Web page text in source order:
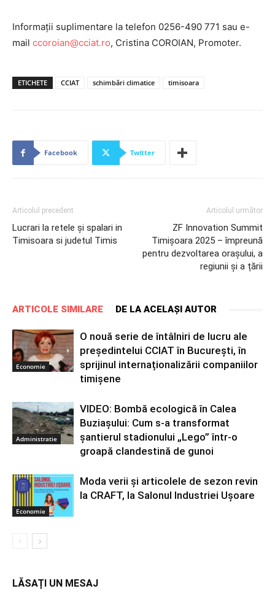
Informații suplimentare la telefon 0256-490 771 sau e-
mail ccoroian@cciat.ro, Cristina COROIAN, Promoter.
ETICHETE CCIAT schimbări climatice timisoara
Facebook Twitter
Articolul precedent
Lucrari la retele și spalari in
Timisoara si judetul Timis
Articolul următor
ZF Innovation Summit
Timişoara 2025 – împreună
pentru dezvoltarea orașului, a
regiunii și a țării
ARTICOLE SIMILARE DE LA ACELAȘI AUTOR
Economie
O nouă serie de întâlniri de lucru ale
președintelui CCIAT în București, în
sprijinul internaționalizării companiilor
timișene
Administratie
VIDEO: Bombă ecologică în Calea
Buziașului: Cum s-a transformat
șantierul stadionului „Lego” într-o
groapă clandestină de gunoi
Economie
Moda verii și articolele de sezon revin
la CRAFT, la Salonul Industriei Ușoare
LĂSAȚI UN MESAJ